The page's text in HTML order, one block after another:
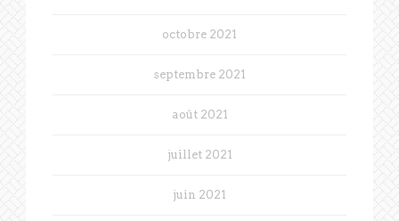
octobre 2021
septembre 2021
août 2021
juillet 2021
juin 2021